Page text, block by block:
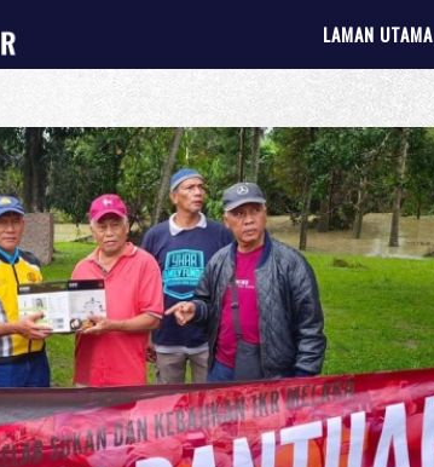
LAMAN UTAMA